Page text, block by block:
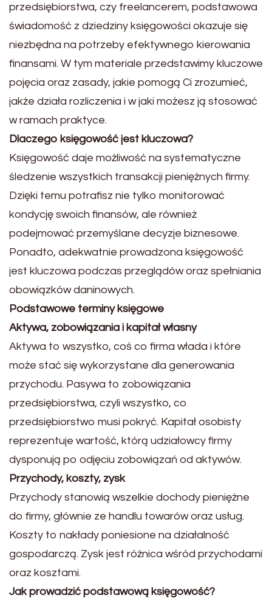
przedsiębiorstwa, czy freelancerem, podstawowa
świadomość z dziedziny księgowości okazuje się
niezbędna na potrzeby efektywnego kierowania
finansami. W tym materiale przedstawimy kluczowe
pojęcia oraz zasady, jakie pomogą Ci zrozumieć,
jakże działa rozliczenia i w jaki możesz ją stosować
w ramach praktyce.
Dlaczego księgowość jest kluczowa?
Księgowość daje możliwość na systematyczne
śledzenie wszystkich transakcji pieniężnych firmy.
Dzięki temu potrafisz nie tylko monitorować
kondycję swoich finansów, ale również
podejmować przemyślane decyzje biznesowe.
Ponadto, adekwatnie prowadzona księgowość
jest kluczowa podczas przeglądów oraz spełniania
obowiązków daninowych.
Podstawowe terminy księgowe
Aktywa, zobowiązania i kapitał własny
Aktywa to wszystko, coś co firma włada i które
może stać się wykorzystane dla generowania
przychodu. Pasywa to zobowiązania
przedsiębiorstwa, czyli wszystko, co
przedsiębiorstwo musi pokryć. Kapitał osobisty
reprezentuje wartość, którą udziałowcy firmy
dysponują po odjęciu zobowiązań od aktywów.
Przychody, koszty, zysk
Przychody stanowią wszelkie dochody pieniężne
do firmy, głównie ze handlu towarów oraz usług.
Koszty to nakłady poniesione na działalność
gospodarczą. Zysk jest różnica wśród przychodami
oraz kosztami.
Jak prowadzić podstawową księgowość?